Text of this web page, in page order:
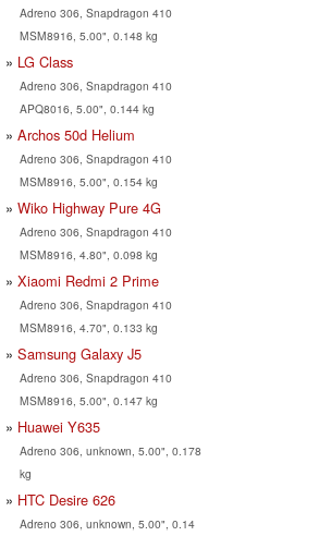
Adreno 306, Snapdragon 410
MSM8916, 5.00", 0.148 kg
LG Class
Adreno 306, Snapdragon 410
APQ8016, 5.00", 0.144 kg
Archos 50d Helium
Adreno 306, Snapdragon 410
MSM8916, 5.00", 0.154 kg
Wiko Highway Pure 4G
Adreno 306, Snapdragon 410
MSM8916, 4.80", 0.098 kg
Xiaomi Redmi 2 Prime
Adreno 306, Snapdragon 410
MSM8916, 4.70", 0.133 kg
Samsung Galaxy J5
Adreno 306, Snapdragon 410
MSM8916, 5.00", 0.147 kg
Huawei Y635
Adreno 306, unknown, 5.00", 0.178
kg
HTC Desire 626
Adreno 306, unknown, 5.00", 0.14